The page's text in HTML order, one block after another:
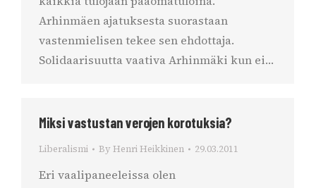
Arhinmäen ajatuksesta suorastaan
vastenmielisen tekee sen ehdottaja.
Solidaarisuutta vaativa Arhinmäki kun ei…
Miksi vastustan verojen korotuksia?
Liberalismi By Henri Heikkinen 29.03.2011
Eri vaalipaneeleissa olen